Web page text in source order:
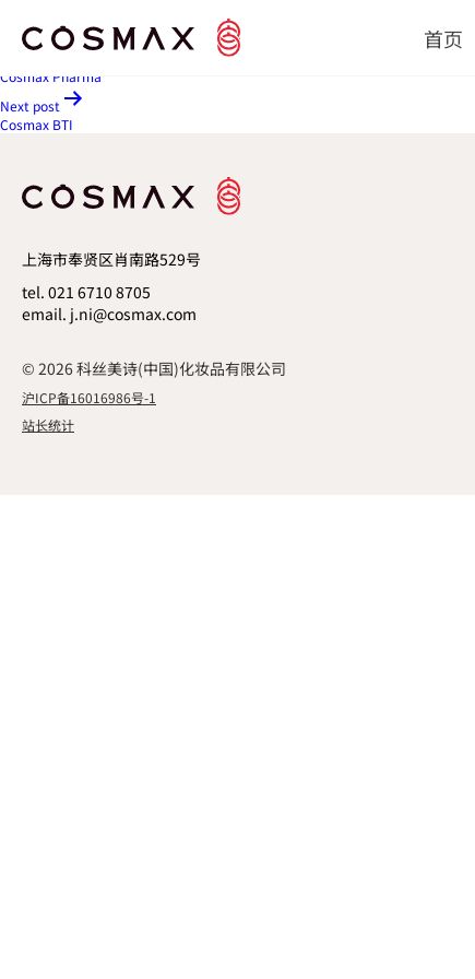
首页
文章导航
Cosmax Pharma
Next post
Cosmax BTI
上海市奉贤区肖南路529号
tel. 021 6710 8705
email. j.ni@cosmax.com
© 2026 科丝美诗(中国)化妆品有限公司
沪ICP备16016986号-1
站长统计